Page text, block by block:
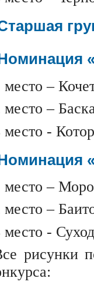
место –
место –
место -
место –
место –
место -
рисунки